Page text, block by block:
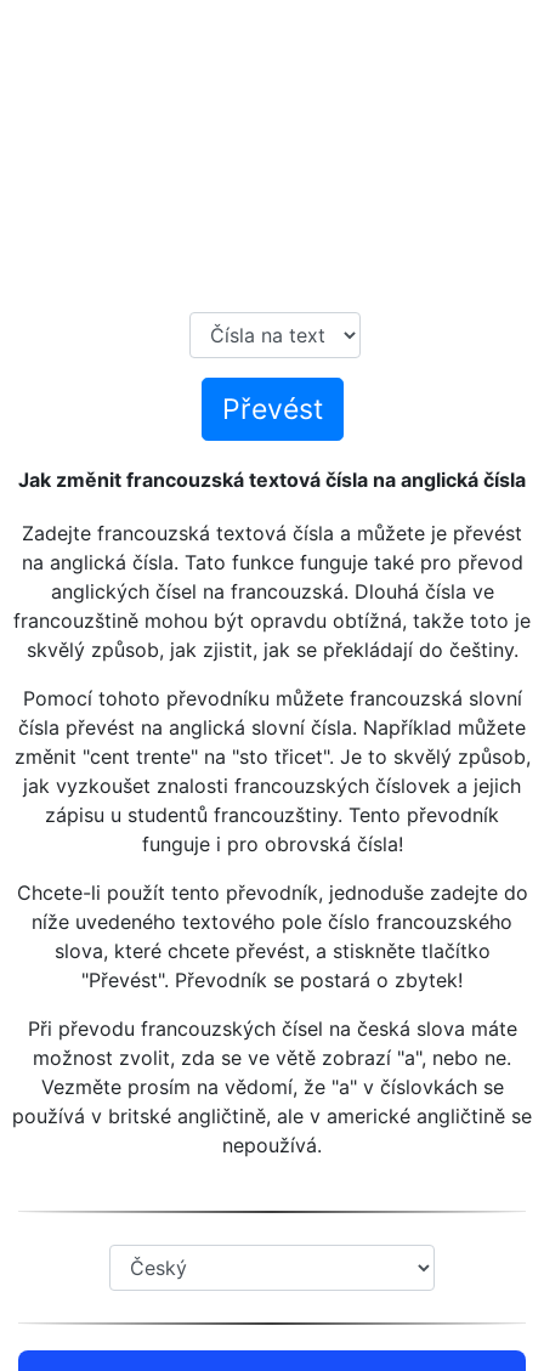
Převést
Jak změnit francouzská textová čísla na anglická čísla
Zadejte francouzská textová čísla a můžete je převést
na anglická čísla. Tato funkce funguje také pro převod
anglických čísel na francouzská. Dlouhá čísla ve
francouzštině mohou být opravdu obtížná, takže toto je
skvělý způsob, jak zjistit, jak se překládají do češtiny.
Pomocí tohoto převodníku můžete francouzská slovní
čísla převést na anglická slovní čísla. Například můžete
změnit "cent trente" na "sto třicet". Je to skvělý způsob,
jak vyzkoušet znalosti francouzských číslovek a jejich
zápisu u studentů francouzštiny. Tento převodník
funguje i pro obrovská čísla!
Chcete-li použít tento převodník, jednoduše zadejte do
níže uvedeného textového pole číslo francouzského
slova, které chcete převést, a stiskněte tlačítko
"Převést". Převodník se postará o zbytek!
Při převodu francouzských čísel na česká slova máte
možnost zvolit, zda se ve větě zobrazí "a", nebo ne.
Vezměte prosím na vědomí, že "a" v číslovkách se
používá v britské angličtině, ale v americké angličtině se
nepoužívá.